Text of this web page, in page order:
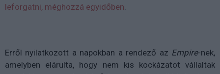
leforgatni, méghozzá egyidőben
Erről nyilatkozott a napokban a rendező az Empire-nek,
amelyben elárulta, hogy nem kis kockázatot vállaltak